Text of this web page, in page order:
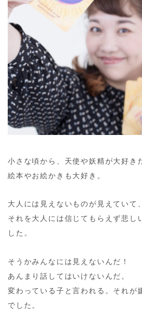
小さな頃から、天使や妖精が大好き
絵本やお絵かきも大好き。
大人には見えないものが見えていて、
それを大人には信じてもらえず悲し
した。
そうかみんなには見えないんだ！
あんまり話してはいけないんだ。
変わっている子と言われる。それが
でした。